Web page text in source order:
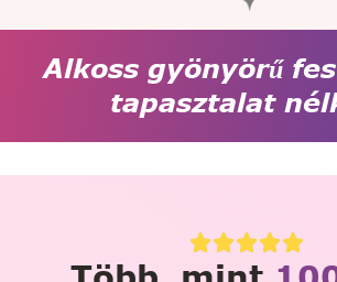
Alkoss gyönyörű
tapasztalat